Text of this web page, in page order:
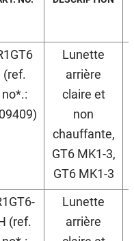
(ref.
no*.:
Lunette
arrière
claire et
non
chauffante,
GT6 MK1-3,
GT6 MK1-3
(ref.
Lunette
arrière